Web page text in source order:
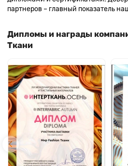
партнеров – главный показатель
Дипломы и награды
Ткани